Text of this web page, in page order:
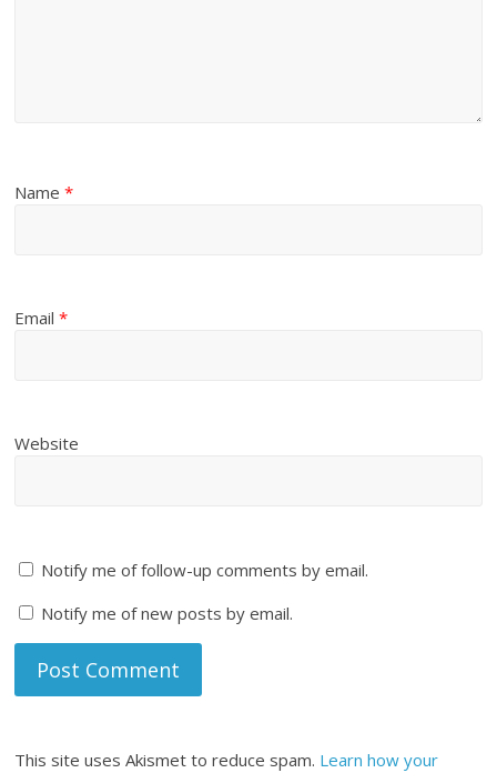
Name*
Email*
Website
Notify me of follow-up comments by email.
Notify me of new posts by email.
This site uses Akismet to reduce spam. Learn how your